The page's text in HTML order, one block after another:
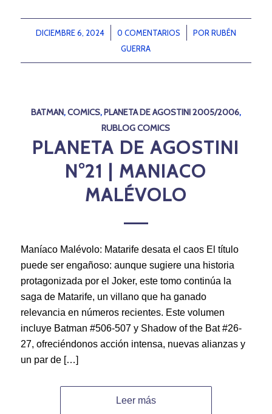
DICIEMBRE 6, 2024
/ 0 COMENTARIOS
/ POR RUBÉN
GUERRA
BATMAN,COMICS,PLANETA DE AGOSTINI 2005/2006,
RUBLOG COMICS
PLANETA DE AGOSTINI
N°21 | MANIACO
MALÉVOLO
Maníaco Malévolo: Matarife desata el caos El título
puede ser engañoso: aunque sugiere una historia
protagonizada por el Joker, este tomo continúa la
saga de Matarife, un villano que ha ganado
relevancia en números recientes. Este volumen
incluye Batman #506-507 y Shadow of the Bat #26-
27, ofreciéndonos acción intensa, nuevas alianzas y
un par de […]
Leer más